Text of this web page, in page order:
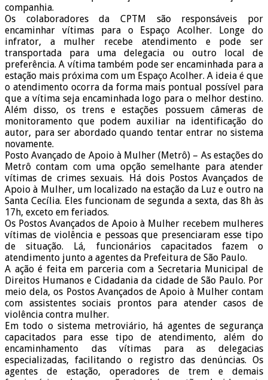
companhia.
Os colaboradores da CPTM são responsáveis por
encaminhar vítimas para o Espaço Acolher. Longe do
infrator, a mulher recebe atendimento e pode ser
transportada para uma delegacia ou outro local de
preferência. A vítima também pode ser encaminhada para a
estação mais próxima com um Espaço Acolher. A ideia é que
o atendimento ocorra da forma mais pontual possível para
que a vítima seja encaminhada logo para o melhor destino.
Além disso, os trens e estações possuem câmeras de
monitoramento que podem auxiliar na identificação do
autor, para ser abordado quando tentar entrar no sistema
novamente.
Posto Avançado de Apoio à Mulher (Metrô) – As estações do
Metrô contam com uma opção semelhante para atender
vítimas de crimes sexuais. Há dois Postos Avançados de
Apoio à Mulher, um localizado na estação da Luz e outro na
Santa Cecília. Eles funcionam de segunda a sexta, das 8h às
17h, exceto em feriados.
Os Postos Avançados de Apoio à Mulher recebem mulheres
vítimas de violência e pessoas que presenciaram esse tipo
de situação. Lá, funcionários capacitados fazem o
atendimento junto a agentes da Prefeitura de São Paulo.
A ação é feita em parceria com a Secretaria Municipal de
Direitos Humanos e Cidadania da cidade de São Paulo. Por
meio dela, os Postos Avançados de Apoio à Mulher contam
com assistentes sociais prontos para atender casos de
violência contra mulher.
Em todo o sistema metroviário, há agentes de segurança
capacitados para esse tipo de atendimento, além do
encaminhamento das vítimas para as delegacias
especializadas, facilitando o registro das denúncias. Os
agentes de estação, operadores de trem e demais